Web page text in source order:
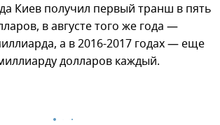
Киев получил первый транш в пять
в августе того же года —
а в 2016-2017 годах — еще
долларов каждый.